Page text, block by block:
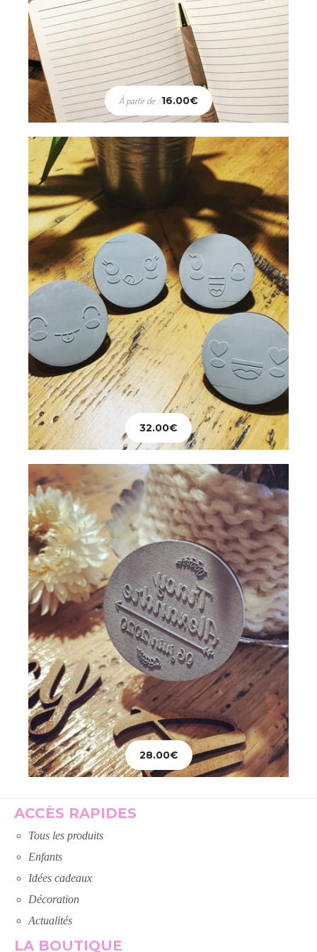
Choix des options
À partir de : 16.00€
Ajouter au panier
Enfants
Tampons Smile – lot de 4
32.00€
32.00€
Mariage
Tampon Personnalisé
28.00€
28.00€
ACCÈS RAPIDES
Tous les produits
Enfants
Idées cadeaux
Décoration
Actualités
LA BOUTIQUE